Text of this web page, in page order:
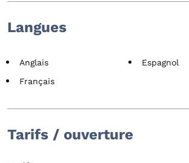
Langues
Anglais
Espagnol
Français
Tarifs / ouverture